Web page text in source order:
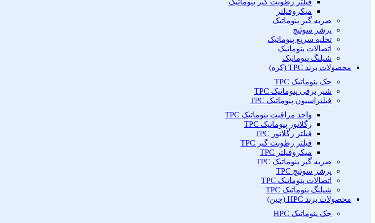
فیلتر رطوبت گیر پنوماتیک
میکروفیلتر
ضربه گیر پنوماتیک
پرشر سوئیچ
تخلیه سریع پنوماتیک
اتصالات پنوماتیک
شیلنگ پنوماتیک
محصولات برند TPC (کره)
جک پنوماتیک TPC
شیر برقی پنوماتیک TPC
فیلتراسیون پنوماتیک TPC
واحد مراقبت پنوماتیک TPC
رگلاتور پنوماتیک TPC
فیلتر رگلاتور TPC
فیلتر رطوبت گیر TPC
میکروفیلتر TPC
ضربه گیر پنوماتیک TPC
پرشر سوئیچ TPC
اتصالات پنوماتیک TPC
شیلنگ پنوماتیک TPC
محصولات برند HPC (چین)
جک پنوماتیک HPC